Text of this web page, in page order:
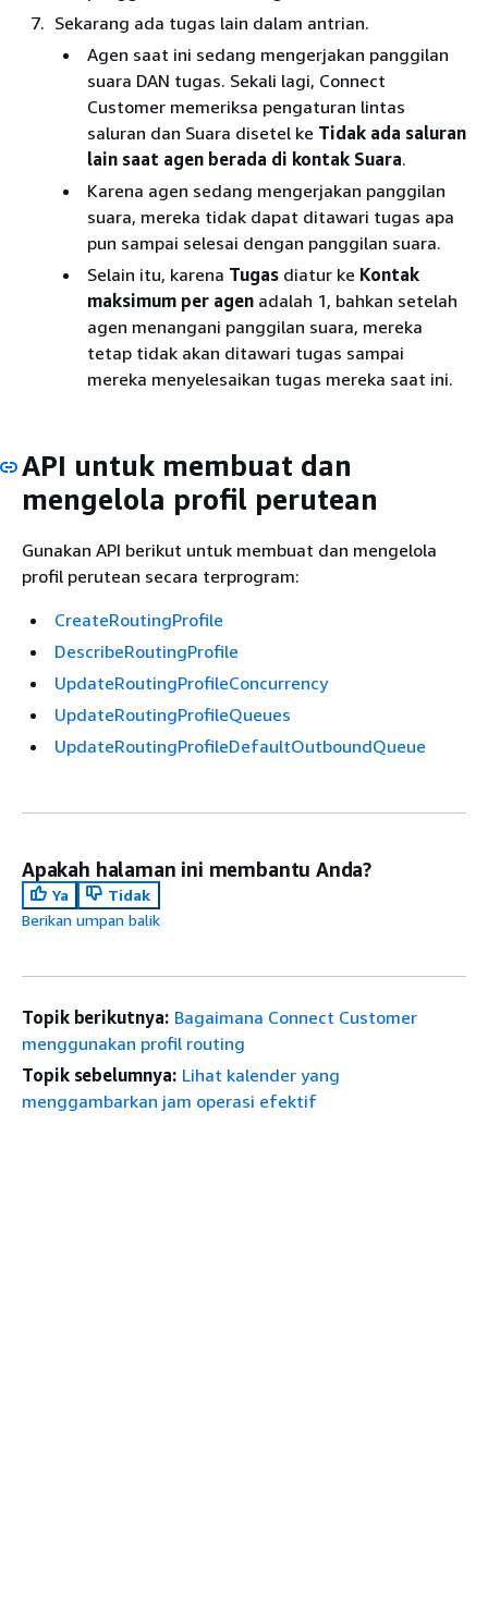
Sekarang ada tugas lain dalam antrian.
Agen saat ini sedang mengerjakan panggilan
suara DAN tugas. Sekali lagi, Connect
Customer memeriksa pengaturan lintas
saluran dan Suara disetel ke Tidak ada saluran
lain saat agen berada di kontak Suara.
Karena agen sedang mengerjakan panggilan
suara, mereka tidak dapat ditawari tugas apa
pun sampai selesai dengan panggilan suara.
Selain itu, karena Tugas diatur ke Kontak
maksimum per agen adalah 1, bahkan setelah
agen menangani panggilan suara, mereka
tetap tidak akan ditawari tugas sampai
mereka menyelesaikan tugas mereka saat ini.
API untuk membuat dan
mengelola profil perutean
Gunakan API berikut untuk membuat dan mengelola
profil perutean secara terprogram:
CreateRoutingProfile
DescribeRoutingProfile
UpdateRoutingProfileConcurrency
UpdateRoutingProfileQueues
UpdateRoutingProfileDefaultOutboundQueue
Apakah halaman ini membantu Anda?
Ya
Tidak
Berikan umpan balik
Topik berikutnya: Bagaimana Connect Customer
menggunakan profil routing
Topik sebelumnya: Lihat kalender yang
menggambarkan jam operasi efektif